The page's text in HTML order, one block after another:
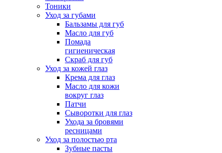
Тоники
Уход за губами
Бальзамы для губ
Масло для губ
Помада
гигиеническая
Скраб для губ
Уход за кожей глаз
Крема для глаз
Масло для кожи
вокруг глаз
Патчи
Сыворотки для глаз
Ухода за бровями
ресницами
Уход за полостью рта
Зубные пасты